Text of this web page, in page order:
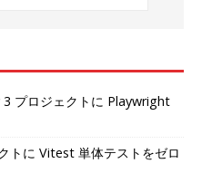
プロジェクトに Playwright
トに Vitest 単体テストをゼロ